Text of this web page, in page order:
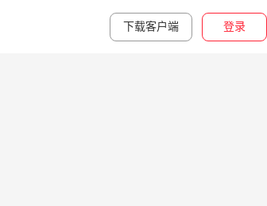
下载客户端 登录